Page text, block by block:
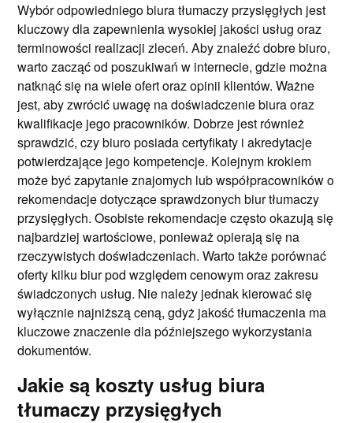
Wybór odpowiedniego biura tłumaczy przysięgłych jest
kluczowy dla zapewnienia wysokiej jakości usług oraz
terminowości realizacji zleceń. Aby znaleźć dobre biuro,
warto zacząć od poszukiwań w internecie, gdzie można
natknąć się na wiele ofert oraz opinii klientów. Ważne
jest, aby zwrócić uwagę na doświadczenie biura oraz
kwalifikacje jego pracowników. Dobrze jest również
sprawdzić, czy biuro posiada certyfikaty i akredytacje
potwierdzające jego kompetencje. Kolejnym krokiem
może być zapytanie znajomych lub współpracowników o
rekomendacje dotyczące sprawdzonych biur tłumaczy
przysięgłych. Osobiste rekomendacje często okazują się
najbardziej wartościowe, ponieważ opierają się na
rzeczywistych doświadczeniach. Warto także porównać
oferty kilku biur pod względem cenowym oraz zakresu
świadczonych usług. Nie należy jednak kierować się
wyłącznie najniższą ceną, gdyż jakość tłumaczenia ma
kluczowe znaczenie dla późniejszego wykorzystania
dokumentów.
Jakie są koszty usług biura
tłumaczy przysięgłych